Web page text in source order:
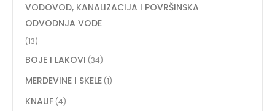
VODOVOD, KANALIZACIJA I POVRŠINSKA
ODVODNJA VODE
(13)
BOJE I LAKOVI (34)
MERDEVINE I SKELE (1)
KNAUF (4)